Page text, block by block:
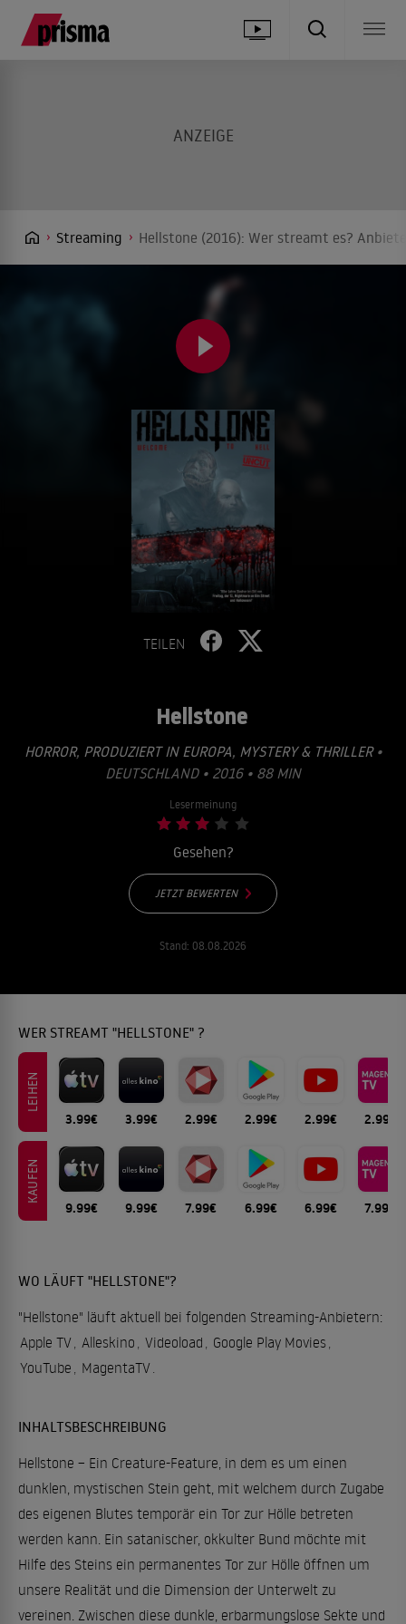
Streaming Hellstone (2016): Wer streamt es?
TEILEN
Hellstone
HORROR, PRODUZIERT IN EUROPA, MYSTERY & THRILLER•
DEUTSCHLAND • 2016 • 88 MIN
Lesermeinung
Gesehen?
JETZT BEWERTEN
Stand: 08.08.2026
WER STREAMT "HELLSTONE" ?
LEIHEN
3.99€ 3.99€ 2.99€ 2.99€ 2.99€ 2.99€
KAUFEN
9.99€ 9.99€ 7.99€ 6.99€ 6.99€ 7.99€
WO LÄUFT "HELLSTONE"?
"Hellstone" läuft aktuell bei folgenden Streaming-Anbietern:
Apple TV, Alleskino , Videoload , Google Play Movies,
YouTube , MagentaTV.
INHALTSBESCHREIBUNG
Hellstone – Ein Creature-Feature, in dem es um einen
dunklen, mystischen Stein geht, mit welchem durch Zugabe
des eigenen Blutes temporär ein Tor zur Hölle betreten
werden kann. Ein satanischer, okkulter Bund möchte mit
Hilfe des Steins ein permanentes Tor zur Hölle öffnen um
unsere Realität und die Dimension der Unterwelt zu
vereinen. Zwischen diese dunkle, erbarmungslose Sekte und